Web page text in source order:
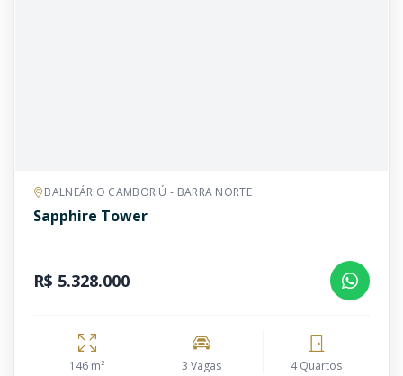
BALNEÁRIO CAMBORIÚ - BARRA NORTE
Sapphire Tower
R$ 5.328.000
146 m² 3 Vagas 4 Quartos